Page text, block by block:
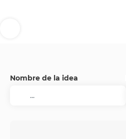
Nombre de la idea